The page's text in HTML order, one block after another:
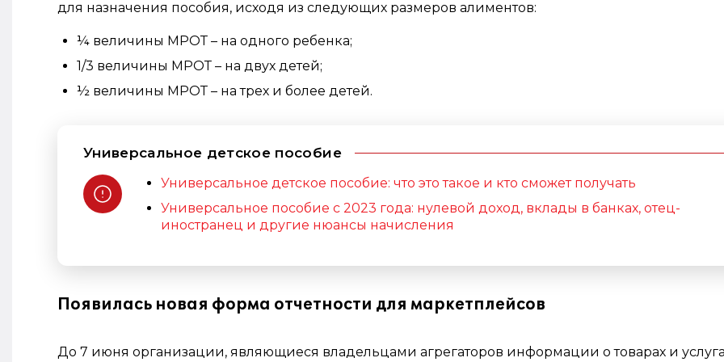
для назначения пособия, исходя из следующих размеров алиментов:
¼ величины МРОТ – на одного ребенка;
1/3 величины МРОТ – на двух детей;
½ величины МРОТ – на трех и более детей.
Универсальное детское пособие
Универсальное детское пособие: что это такое и кто сможет получать
Универсальное пособие с 2023 года: нулевой доход, вклады в банках, отец-
иностранец и другие нюансы начисления
Появилась новая форма отчетности для маркетплейсов
До 7 июня организации, являющиеся владельцами агрегаторов информации о товарах и